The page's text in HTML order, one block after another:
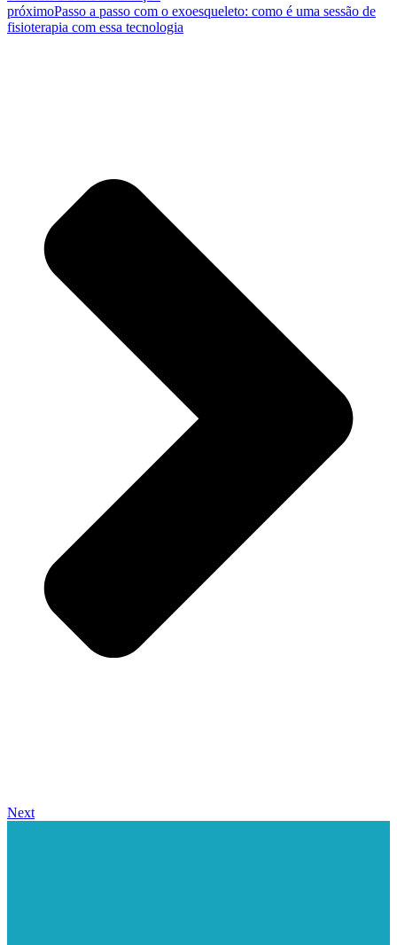
próximoPasso a passo com o exoesqueleto: como é uma sessão de
fisioterapia com essa tecnologia
Next